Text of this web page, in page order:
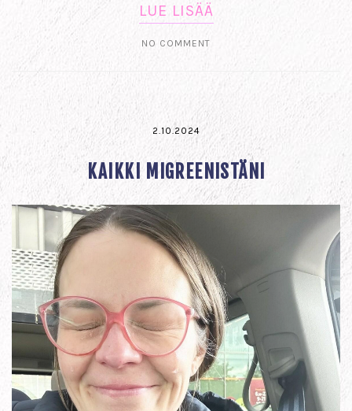
LUE LISÄÄ
NO COMMENT
2.10.2024
KAIKKI MIGREENISTÄNI